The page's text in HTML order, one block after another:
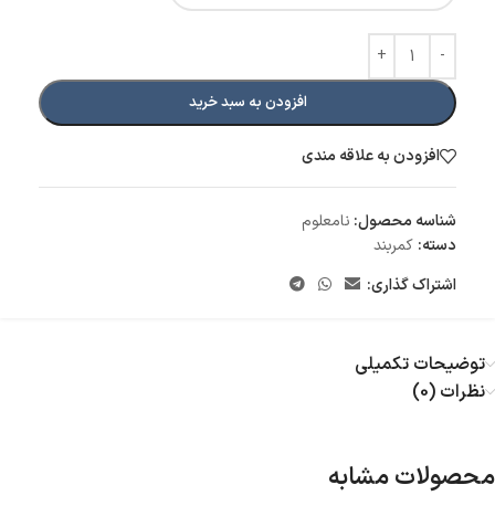
افزودن به سبد خرید
افزودن به علاقه مندی
شناسه محصول: نامعلوم
دسته: کمربند
اشتراک گذاری:
توضیحات تکمیلی
نظرات (0)
محصولات مشابه